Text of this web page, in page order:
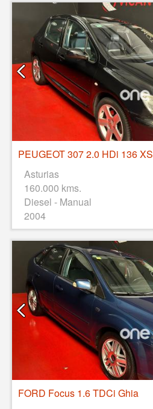
PEUGEOT 307 2.0 HDi 136 XS
Asturias
160.000 kms.
Diesel - Manual
2004
FORD Focus 1.6 TDCi Ghia